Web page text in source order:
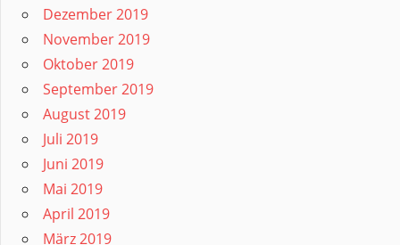
Dezember 2019
November 2019
Oktober 2019
September 2019
August 2019
Juli 2019
Juni 2019
Mai 2019
April 2019
März 2019